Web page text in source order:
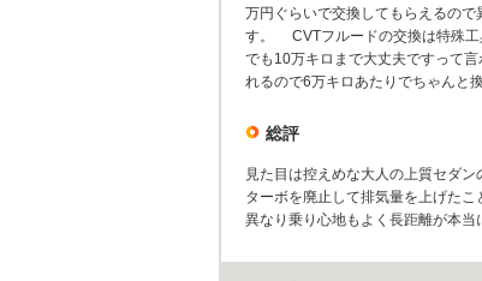
万円ぐらいで交換してもらえるの
す。 CVTフルードの交換は特殊工
でも10万キロまで大丈夫ですって
れるので6万キロあたりでちゃんと
総評
見た目は控えめな大人の上質セダ
ターボを廃止して排気量を上げた
異なり乗り心地もよく長距離が本当